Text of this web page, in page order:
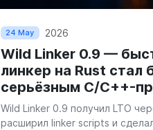
24 May 2026
Wild Linker 0.9 —
линкер на Rust стал
серьёзным C/C++-
Wild Linker 0.9 получил LTO
расширил linker scripts и